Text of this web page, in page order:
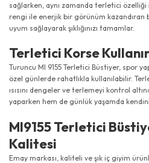
sağlarken, aynı zamanda terletici
rengi ile enerjik bir görünüm kazandıran
uyum sağlayarak şıklığınızı tamamlar.
Terletici Korse
Turuncu MI 9155 Terletici Büstiyer, spor
özel günlerde rahatlıkla kullanılabilir.
ısısını dengeler ve terlemeyi kontrol
yaparken hem de günlük yaşamda
MI9155 Terletici
Kalitesi
Emay markası, kaliteli ve şık iç giyim